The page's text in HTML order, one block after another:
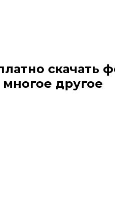
скачать
другое